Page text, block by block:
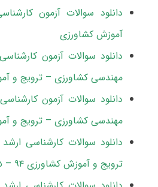
آموزش کشاورزی
مهندسی کشاورزی – ترویج و
مهندسی کشاورزی – ترویج و
دانلود سوالات کارشناسی
ترویج و آموزش کشاورزی ۹۴ – ۹۵